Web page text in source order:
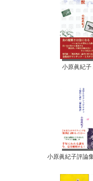
小原眞紀子
小原眞紀子評論